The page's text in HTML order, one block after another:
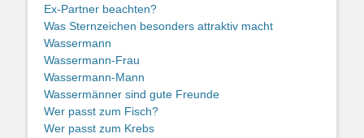
Ex-Partner beachten?
Was Sternzeichen besonders attraktiv macht
Wassermann
Wassermann-Frau
Wassermann-Mann
Wassermänner sind gute Freunde
Wer passt zum Fisch?
Wer passt zum Krebs